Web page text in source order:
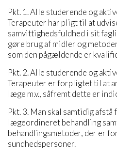
Pkt. 1. Alle studerende og
Terapeuter har pligt til at
samvittighedsfuldhed i sit
gøre brug af midler og
som den pågældende er
Pkt. 2. Alle studerende og
Terapeuter er forpligtet til at
læge m.v., såfremt dette er
Pkt. 3. Man skal samtidig afstå
lægeordineret behandling
behandlingsmetoder, der er
sundhedspersoner.